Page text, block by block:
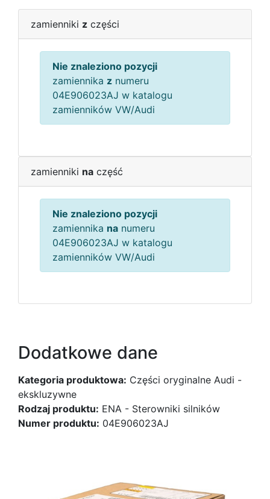
zamienniki z części
Nie znaleziono pozycji
zamiennika z numeru
04E906023AJ w katalogu
zamienników VW/Audi
zamienniki na część
Nie znaleziono pozycji
zamiennika na numeru
04E906023AJ w katalogu
zamienników VW/Audi
Dodatkowe dane
Kategoria produktowa: Części oryginalne Audi -
ekskluzywne
Rodzaj produktu: ENA - Sterowniki silników
Numer produktu: 04E906023AJ